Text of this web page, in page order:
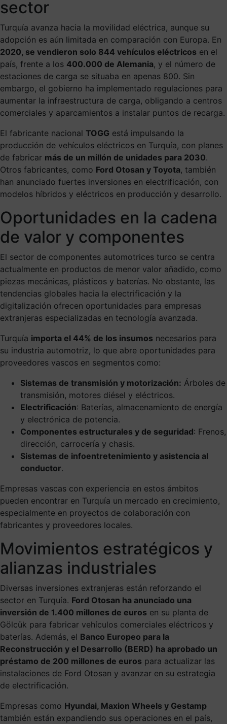
sector
Turquía avanza hacia la movilidad eléctrica, aunque su
adopción es aún limitada en comparación con Europa. En
2020, se vendieron solo 844 vehículos eléctricos en el
país, frente a los 400.000 de Alemania, y el número de
estaciones de carga se situaba en apenas 800. Sin
embargo, el gobierno ha implementado regulaciones para
aumentar la infraestructura de carga, obligando a centros
comerciales y aparcamientos a instalar puntos de recarga.
El fabricante nacional TOGG está impulsando la
producción de vehículos eléctricos en Turquía, con planes
de fabricar más de un millón de unidades para 2030.
Otros fabricantes, como Ford Otosan y Toyota, también
han anunciado fuertes inversiones en electrificación, con
modelos híbridos y eléctricos en producción y desarrollo.
Oportunidades en la cadena
de valor y componentes
El sector de componentes automotrices turco se centra
actualmente en productos de menor valor añadido, como
piezas mecánicas, plásticos y baterías. No obstante, las
tendencias globales hacia la electrificación y la
digitalización ofrecen oportunidades para empresas
extranjeras especializadas en tecnología avanzada.
Turquía importa el 44% de los insumos necesarios para
su industria automotriz, lo que abre oportunidades para
proveedores vascos en segmentos como:
Sistemas de transmisión y motorización: Árboles de
transmisión, motores diésel y eléctricos.
Electrificación: Baterías, almacenamiento de energía
y electrónica de potencia.
Componentes estructurales y de seguridad: Frenos,
dirección, carrocería y chasis.
Sistemas de infoentretenimiento y asistencia al
conductor.
Empresas vascas con experiencia en estos ámbitos
pueden encontrar en Turquía un mercado en crecimiento,
especialmente en proyectos de colaboración con
fabricantes y proveedores locales.
Movimientos estratégicos y
alianzas industriales
Diversas inversiones extranjeras están reforzando el
sector en Turquía. Ford Otosan ha anunciado una
inversión de 1.400 millones de euros en su planta de
Gölcük para fabricar vehículos comerciales eléctricos y
baterías. Además, el Banco Europeo para la
Reconstrucción y el Desarrollo (BERD) ha aprobado un
préstamo de 200 millones de euros para actualizar las
instalaciones de Ford Otosan y avanzar en su estrategia
de electrificación.
Empresas como Hyundai, Maxion Wheels y Gestamp
también están expandiendo sus operaciones en el país,